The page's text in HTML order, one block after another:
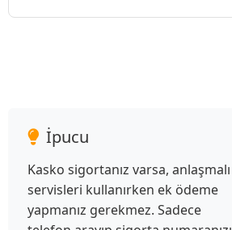
İpucu
Kasko sigortanız varsa, anlaşmalı
servisleri kullanırken ek ödeme
yapmanız gerekmez. Sadece